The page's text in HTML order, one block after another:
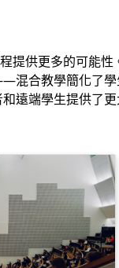
提供更多的可能
合教學簡化了
遠端學生提供了更